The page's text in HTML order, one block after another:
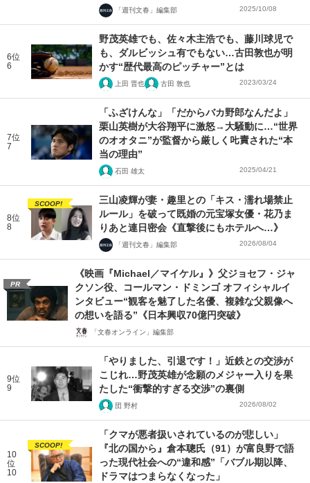
「週刊文春」編集部 2025/10/08
6位
6
野茂英雄でも、佐々木主浩でも、藤川球児で
も、ダルビッシュ有でもない…古田敦也が明
かす“歴代最高のピッチャー”とは
上田 晋也 古田 敦也 2023/03/24
7位
7
「ふざけんな」「だからバカ野郎なんだよ」
栗山英樹が大谷翔平に激怒→大騒動に…“世界
のオオタニ”が監督から厳しく𠮟責された“本
当の理由”
石田 雄太 2025/04/21
8位
8
SCOOP!
三山凌輝が妻・趣里との「キス・濡れ場禁止
ルール」を破って既婚の元宝塚女優・花乃ま
りあと連日密会《直撃後にもホテルへ…》
「週刊文春」編集部 2026/08/04
PR
《映画『Michael／マイケル』》父ジョセフ・ジャ
クソン役、コールマン・ドミンゴ オフィシャルイ
ンタビュー“観客を魅了した名優、複雑な父親像へ
の想いを語る”《日本興収70億円突破》
「文春オンライン」編集部
9位
9
「やりました、引退です！」近鉄との交渉が
こじれ…野茂英雄が念願のメジャー入りを果
たした“衝撃的すぎる交渉”の裏側
団 野村 2026/08/02
10
位
10
SCOOP!
「クマが悪者扱いされているのが悲しい」
『北の国から』倉本聰氏（91）が富良野で語
った現代社会への“違和感”「バブル期以降、
ドラマはつまらなくなった」